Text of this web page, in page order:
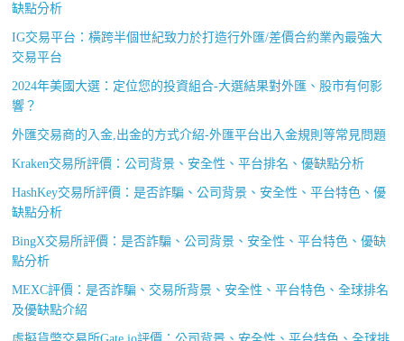
缺點分析
IG交易平台：橫跨半個世紀致力於打造行外匯/差價合約業內最強大
交易平台
2024年美國大選：定位您的投資組合-大選結果對外匯、股市有何影
響？
外匯交易商的入金,出金的方式介紹-外匯平台出入金規則等常見問題
Kraken交易所評價：公司背景、安全性、平台排名、優缺點分析
HashKey交易所評價：是否詐騙、公司背景、安全性、平台特色、優
缺點分析
BingX交易所評價：是否詐騙、公司背景、安全性、平台特色、優缺
點分析
MEXC評價：是否詐騙、交易所背景、安全性、平台特色、全球排名
及優缺點介紹